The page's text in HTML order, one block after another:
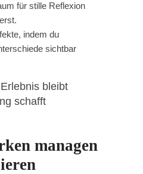
für stille Reflexion
indem du
sichtbar
bleibt
schafft
managen